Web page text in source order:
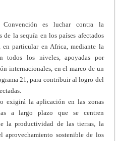
es luchar contra la
la sequía en los países afectados
particular en Africa, mediante la
todos los niveles, apoyadas por
internacionales, en el marco de un
21, para contribuir al logro del
exigirá la aplicación en las zonas
a largo plazo que se centren
la productividad de las tierras, la
sostenible de los